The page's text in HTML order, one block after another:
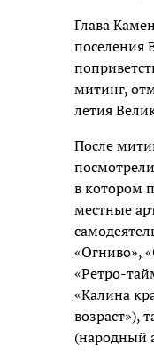
Глава
поселения
митинг,
летия
После
в котором
местные
«Огниво»,
«Ретро-
«Калина
возраст»),
(народный